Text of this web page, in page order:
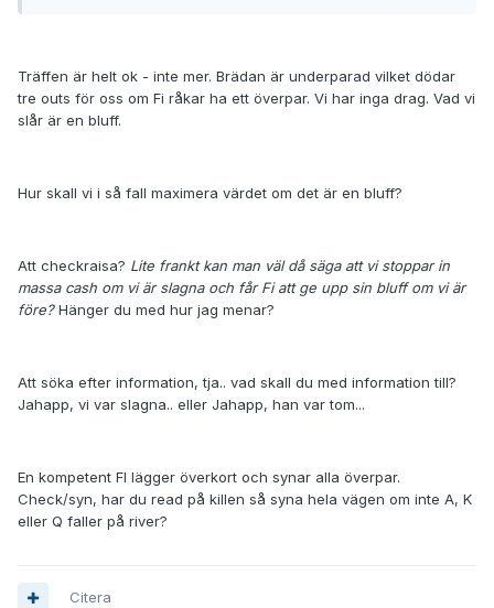
Träffen är helt ok - inte mer. Brädan är underparad vilket dödar
tre outs för oss om Fi råkar ha ett överpar. Vi har inga drag. Vad vi
slår är en bluff.
Hur skall vi i så fall maximera värdet om det är en bluff?
Att checkraisa? Lite frankt kan man väl då säga att vi stoppar in
massa cash om vi är slagna och får Fi att ge upp sin bluff om vi är
före?Hänger du med hur jag menar?
Att söka efter information, tja.. vad skall du med information till?
Jahapp, vi var slagna.. eller Jahapp, han var tom...
En kompetent FI lägger överkort och synar alla överpar.
Check/syn, har du read på killen så syna hela vägen om inte A, K
eller Q faller på river?
Citera